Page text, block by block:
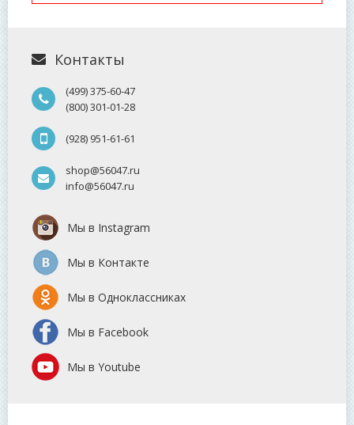
Контакты
(499) 375-60-47
(800) 301-01-28
(928) 951-61-61
shop@56047.ru
info@56047.ru
Мы в Instagram
Мы в Контакте
Мы в Одноклассниках
Мы в Facebook
Мы в Youtube